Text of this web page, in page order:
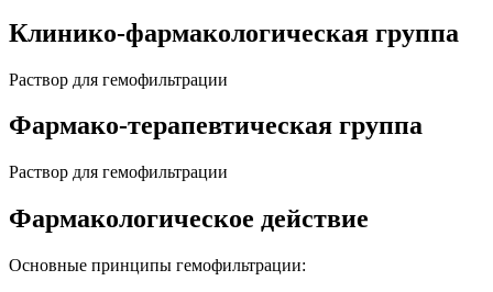
Клинико-фармакологическая группа
Раствор для гемофильтрации
Фармако-терапевтическая группа
Раствор для гемофильтрации
Фармакологическое действие
Основные принципы гемофильтрации: